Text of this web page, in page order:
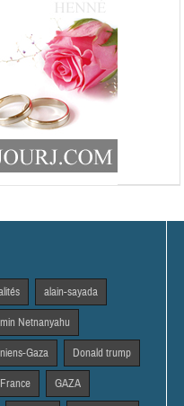
alain-sayada
Netnanyahu
Gaza Donald trump
France GAZA